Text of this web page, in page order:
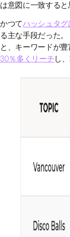
は意図に一致すると
かつてハッシュタグ
る主な手段だった
と、キーワードが
30％多くリーチし